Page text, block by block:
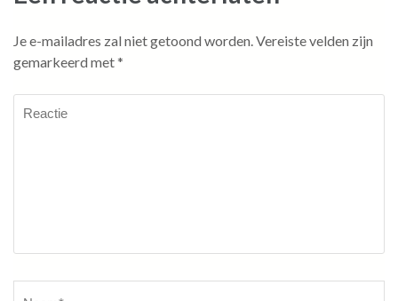
Je e-mailadres zal niet getoond worden.Vereiste velden zijn
gemarkeerd met*